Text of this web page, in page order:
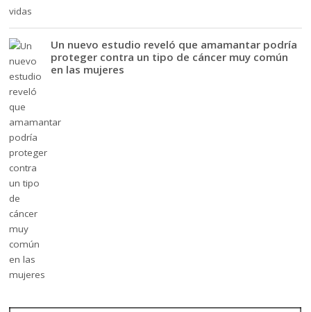
Un nuevo estudio reveló que amamantar podría
proteger contra un tipo de cáncer muy común
en las mujeres